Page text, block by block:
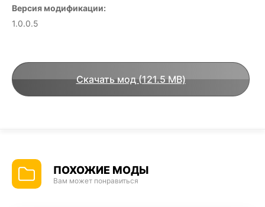
Версия модификации:
1.0.0.5
Скачать мод (121.5 MB)
ПОХОЖИЕ МОДЫ
Вам может понравиться